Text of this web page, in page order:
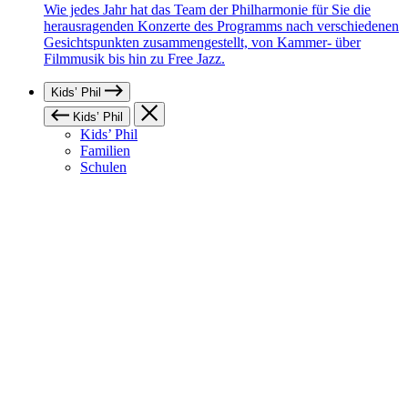
Wie jedes Jahr hat das Team der Philharmonie für Sie die
herausragenden Konzerte des Programms nach verschiedenen
Gesichtspunkten zusammengestellt, von Kammer- über
Filmmusik bis hin zu Free Jazz.
Kids’ Phil
Kids’ Phil
Kids’ Phil
Familien
Schulen